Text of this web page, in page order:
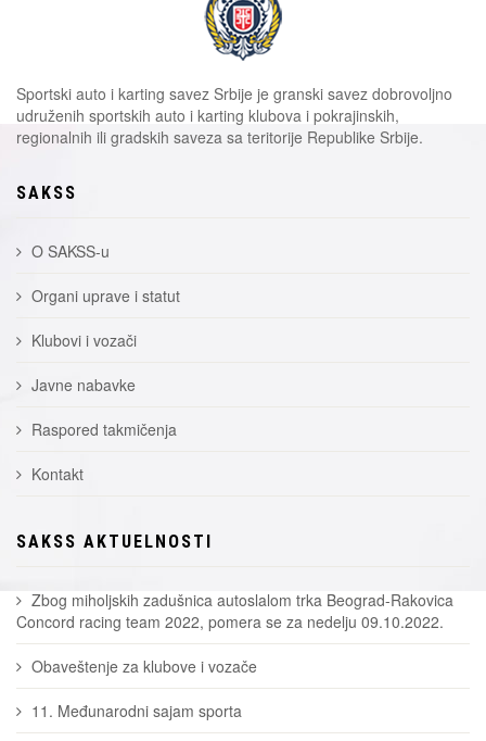
Sportski auto i karting savez Srbije je granski savez dobrovoljno
udruženih sportskih auto i karting klubova i pokrajinskih,
regionalnih ili gradskih saveza sa teritorije Republike Srbije.
SAKSS
O SAKSS-u
Organi uprave i statut
Klubovi i vozači
Javne nabavke
Raspored takmičenja
Kontakt
SAKSS AKTUELNOSTI
Zbog miholjskih zadušnica autoslalom trka Beograd-Rakovica
Concord racing team 2022, pomera se za nedelju 09.10.2022.
Obaveštenje za klubove i vozače
11. Međunarodni sajam sporta